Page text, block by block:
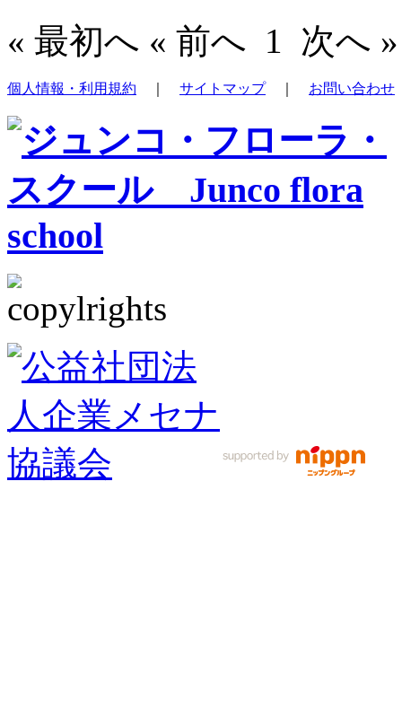
« 最初へ « 前へ 1 次へ
個人情報・利用規約 サイトマップ｜ お問い合わせ